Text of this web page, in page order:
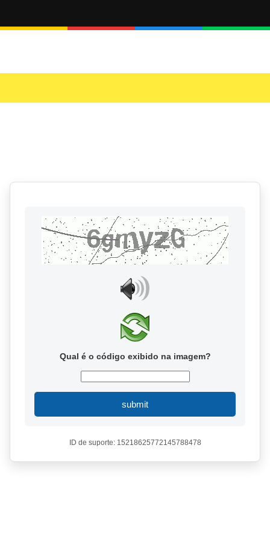
Qual é o código exibido na imagem?
submit
ID de suporte: 15218625772145788478